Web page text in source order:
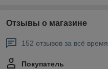
Отзывы о магазине
152 отзывов за всё время
Покупатель